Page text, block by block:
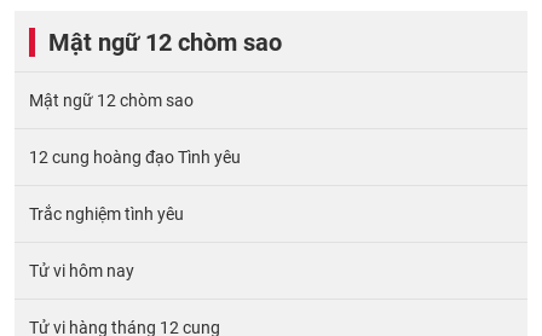
Mật ngữ 12 chòm sao
Mật ngữ 12 chòm sao
12 cung hoàng đạo Tình yêu
Trắc nghiệm tình yêu
Tử vi hôm nay
Tử vi hàng tháng 12 cung